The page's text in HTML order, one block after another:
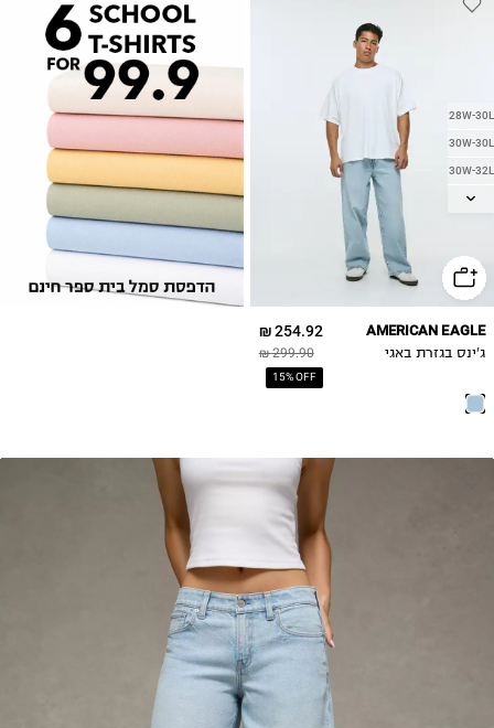
28W-30L
30W-30L
30W-32L
31W-32L
33W-32L
34W-30L
34W-32L
38W-32L
254.92 ₪
299.90 ₪
15% OFF
AMERICAN EAGLE
ג'ינס בגזרת באגי